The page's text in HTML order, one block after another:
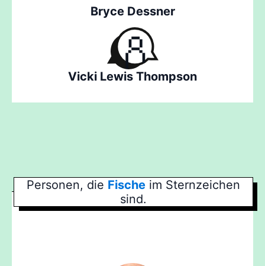
Bryce Dessner
Vicki Lewis Thompson
Personen, die Fische im Sternzeichen
sind.